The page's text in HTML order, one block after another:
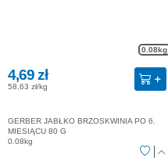
0.08kg
4,69 zł
58,63 zł/kg
GERBER JABŁKO BRZOSKWINIA PO 6.
MIESIĄCU 80 G
0.08kg